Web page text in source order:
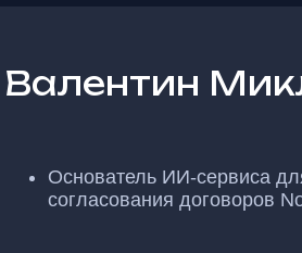
Основатель ИИ-сервиса
согласования договоров
Валентин